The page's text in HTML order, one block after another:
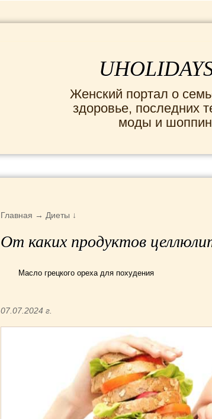
Женский портал о
здоровье, последних
моды и
Главная → Диеты ↓
От каких продуктов
Масло грецкого ореха для похудения
07.07.2024 г.